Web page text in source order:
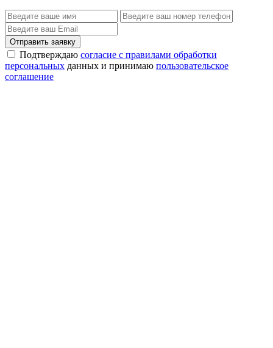
Отправить заявку
Подтверждаю согласие с правилами обработки
персональных данных и принимаю пользовательское
соглашение